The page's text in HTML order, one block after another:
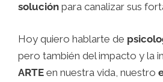
solución para canalizar sus
Hoy quiero hablarte de
pero también del impacto y la
ARTE en nuestra vida, nuestro